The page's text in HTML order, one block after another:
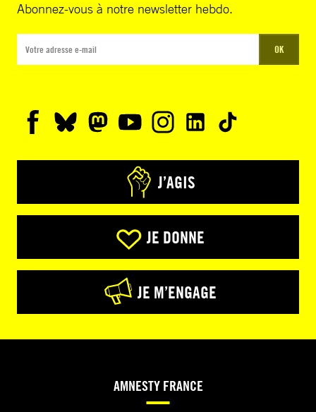
Abonnez-vous à notre newsletter hebdo.
OK
J’AGIS
JE DONNE
JE M’ENGAGE
AMNESTY FRANCE